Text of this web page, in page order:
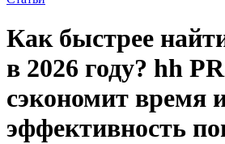
Как быстрее
в 2026 году? hh
сэкономит время
эффективность